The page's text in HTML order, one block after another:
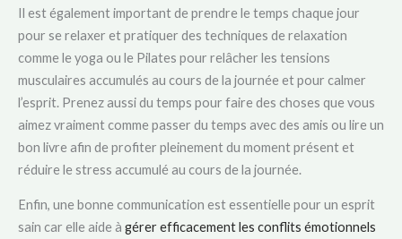
Il est également important de prendre le temps chaque jour
pour se relaxer et pratiquer des techniques de relaxation
comme le yoga ou le Pilates pour relâcher les tensions
musculaires accumulés au cours de la journée et pour calmer
l’esprit. Prenez aussi du temps pour faire des choses que vous
aimez vraiment comme passer du temps avec des amis ou lire un
bon livre afin de profiter pleinement du moment présent et
réduire le stress accumulé au cours de la journée.
Enfin, une bonne communication est essentielle pour un esprit
sain car elle aide à gérer efficacement les conflits émotionnels